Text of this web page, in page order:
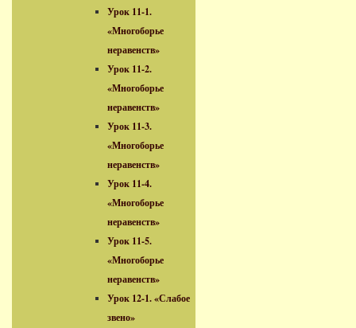
Урок 11-1.
«Многоборье
неравенств»
Урок 11-2.
«Многоборье
неравенств»
Урок 11-3.
«Многоборье
неравенств»
Урок 11-4.
«Многоборье
неравенств»
Урок 11-5.
«Многоборье
неравенств»
Урок 12-1. «Слабое
звено»